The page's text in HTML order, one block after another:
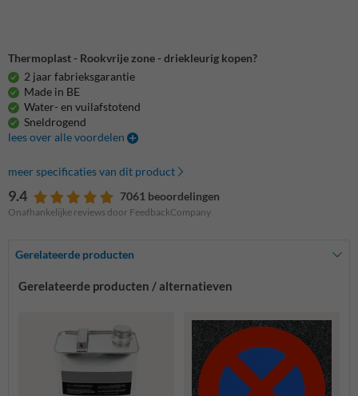
Thermoplast - Rookvrije zone - driekleurig kopen?
2 jaar fabrieksgarantie
Made in BE
Water- en vuilafstotend
Sneldrogend
lees over alle voordelen
meer specificaties van dit product
9.4 7061 beoordelingen
Onafhankelijke reviews door FeedbackCompany
Gerelateerde producten
Gerelateerde producten / alternatieven